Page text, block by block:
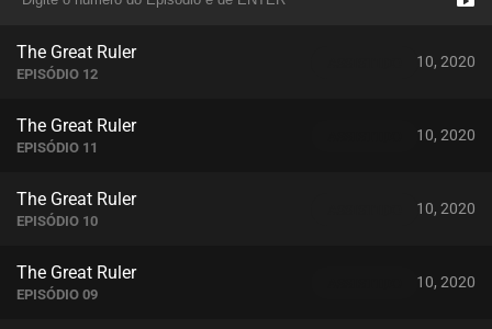
The Great Ruler
EPISÓDIO 12
setembro 10, 2020
The Great Ruler
EPISÓDIO 11
setembro 10, 2020
The Great Ruler
EPISÓDIO 10
setembro 10, 2020
The Great Ruler
EPISÓDIO 09
setembro 10, 2020